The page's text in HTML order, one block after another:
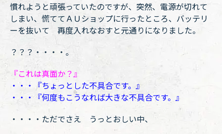
慣れようと頑張っていたのですが、突然、電源が切れて
しまい、慌ててＡＵショップに行ったところ、バッテリ
ーを抜いて 再度入れなおすと元通りになりました。
？？？・・・・。
『これは真面か？』
・・・『ちょっとした不具合です。』
・・・『何度もこうなれば大きな不具合です。』
・・・・ただでさえ うっとおしい中、